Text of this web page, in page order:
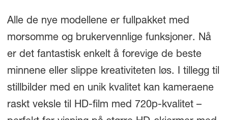
Alle de nye modellene er fullpakket med
morsomme og brukervennlige funksjoner. Nå
er det fantastisk enkelt å forevige de beste
minnene eller slippe kreativiteten løs. I tillegg til
stillbilder med en unik kvalitet kan kameraene
raskt veksle til HD-film med 720p-kvalitet –